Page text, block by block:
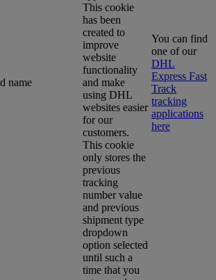
name
This cookie
has been
created to
improve
website
functionality
and make
using DHL
websites easier
for our
customers.
This cookie
only stores the
previous
tracking
number value
and previous
shipment type
dropdown
option selected
until such a
time that you
You can find
one of our
DHL
Express Fast
Track
tracking
applications
here